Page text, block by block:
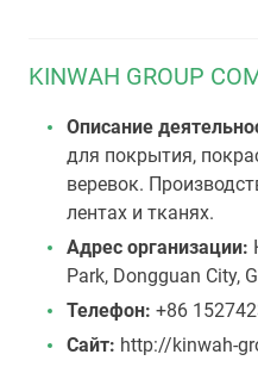
KINWAH GROUP
Описание
для покрытия,
веревок.
лентах и тканях.
Адрес организации:
Park, Dongguan City,
Телефон: +86
Сайт: http://kinwah-